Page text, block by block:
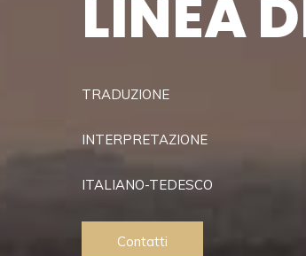
LINEA
TRADUZIONE
INTERPRETAZIONE
ITALIANO-TEDESCO
Contatti